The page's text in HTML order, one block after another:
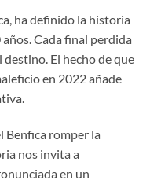
ha definido la historia
Cada final perdida
El hecho de que
en 2022 añade
Benfica romper la
nos invita a
en un